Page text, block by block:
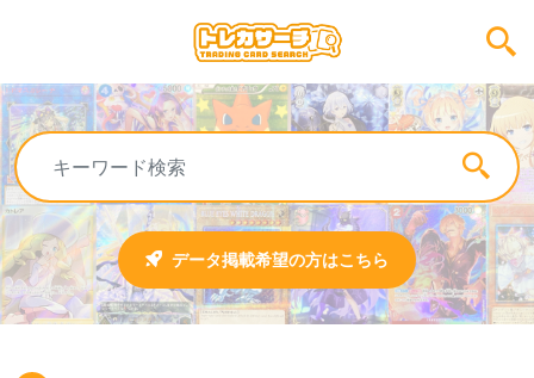
データ掲載希望の方はこちら